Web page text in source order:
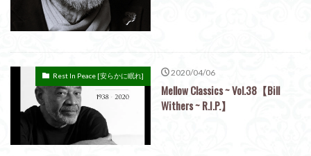
Rest In Peace [安らかに眠れ] 2020/04/06
Mellow Classics ~ Vol.38【Bill
Withers ~ R.I.P.】